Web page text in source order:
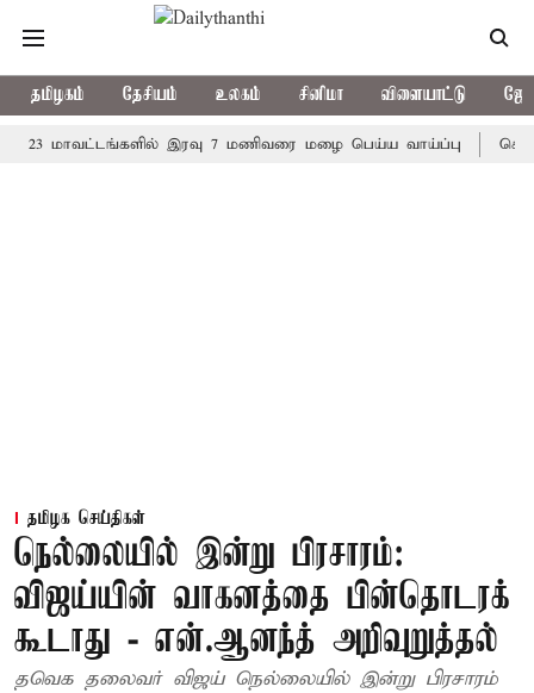
தமிழகம் தேசியம் உலகம் சினிமா விளையாட்டு
இரவு 7 மணிவரை மழை பெய்ய வாய்ப்பு கொரிய
தமிழக செய்திகள்
நெல்லையில் இன்று பிரசாரம்:
விஜய்யின் வாகனத்தை பின்தொடரக்
கூடாது - என்.ஆனந்த் அறிவுறுத்தல்
தவெக தலைவர் விஜய் நெல்லையில் இன்று பிரசாரம்